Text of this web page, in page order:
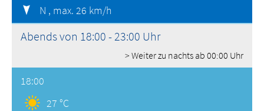
N , max. 26 km/h
Abends von 18:00 - 23:00 Uhr
> Weiter zu nachts ab 00:00 Uhr
18:00
27 °C